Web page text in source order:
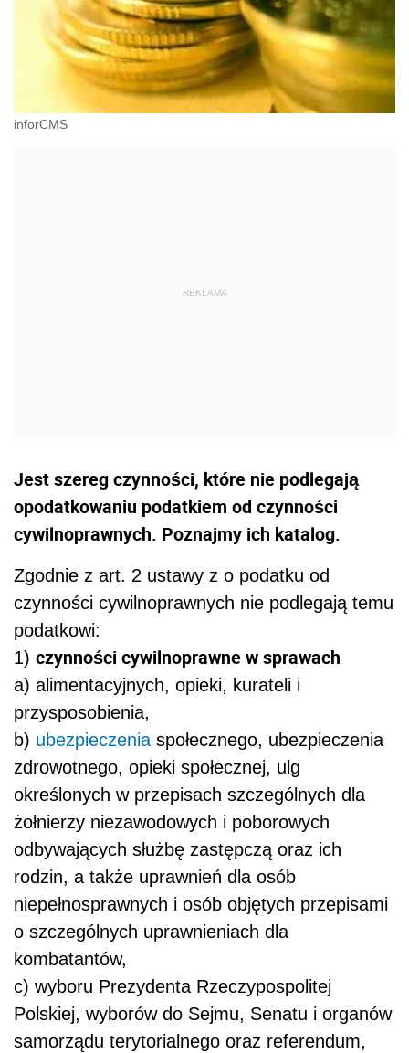
inforCMS
Jest szereg czynności, które nie podlegają
opodatkowaniu podatkiem od czynności
cywilnoprawnych. Poznajmy ich katalog.
Zgodnie z art. 2 ustawy z o podatku od
czynności cywilnoprawnych nie podlegają temu
podatkowi:
1) czynności cywilnoprawne w sprawach
a) alimentacyjnych, opieki, kurateli i
przysposobienia,
b) ubezpieczenia społecznego, ubezpieczenia
zdrowotnego, opieki społecznej, ulg
określonych w przepisach szczególnych dla
żołnierzy niezawodowych i poborowych
odbywających służbę zastępczą oraz ich
rodzin, a także uprawnień dla osób
niepełnosprawnych i osób objętych przepisami
o szczególnych uprawnieniach dla
kombatantów,
c) wyboru Prezydenta Rzeczypospolitej
Polskiej, wyborów do Sejmu, Senatu i organów
samorządu terytorialnego oraz referendum,